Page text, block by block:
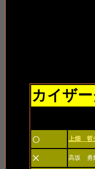
カイザ
○
上畑 哲
× 高坂 勇